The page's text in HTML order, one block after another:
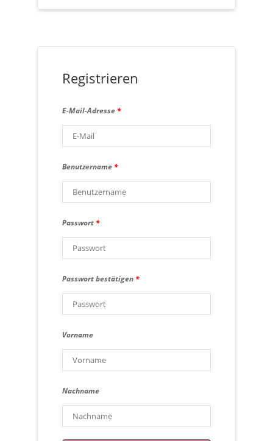
Registrieren
E-Mail-Adresse *
Benutzername *
Passwort *
Passwort bestätigen *
Vorname
Nachname